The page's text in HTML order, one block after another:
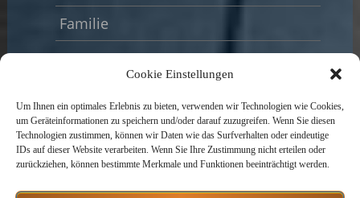
Cookie Einstellungen
Um Ihnen ein optimales Erlebnis zu bieten, verwenden wir Technologien wie Cookies,
um Geräteinformationen zu speichern und/oder darauf zuzugreifen. Wenn Sie diesen
Technologien zustimmen, können wir Daten wie das Surfverhalten oder eindeutige
IDs auf dieser Website verarbeiten. Wenn Sie Ihre Zustimmung nicht erteilen oder
zurückziehen, können bestimmte Merkmale und Funktionen beeinträchtigt werden.
Familie
Garten
Heizung | Energie
Modernisierungen